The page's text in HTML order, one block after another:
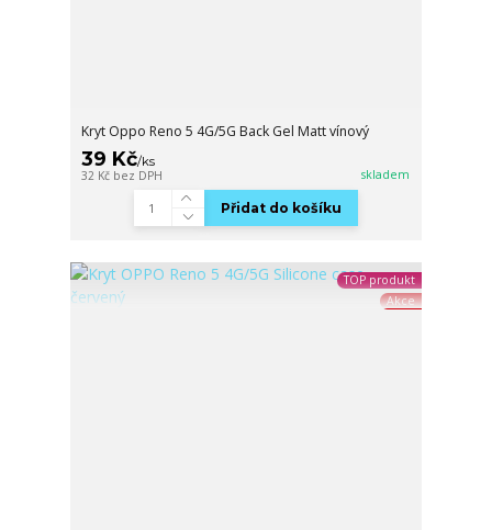
Kryt Oppo Reno 5 4G/5G Back Gel Matt vínový
39 Kč/ks
32 Kč bez DPH skladem
Přidat do košíku
TOP produkt
Akce